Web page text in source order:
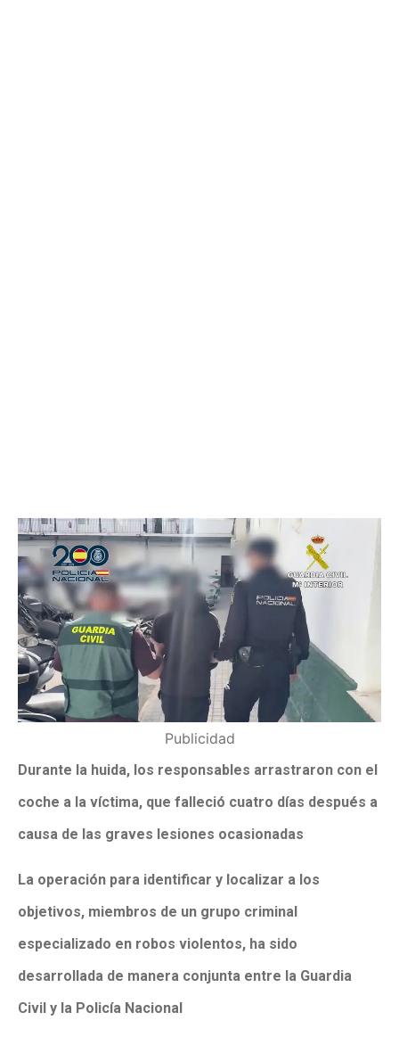
Publicidad
Durante la huida, los responsables arrastraron con el
coche a la víctima, que falleció cuatro días después a
causa de las graves lesiones ocasionadas
La operación para identificar y localizar a los
objetivos, miembros de un grupo criminal
especializado en robos violentos, ha sido
desarrollada de manera conjunta entre la Guardia
Civil y la Policía Nacional